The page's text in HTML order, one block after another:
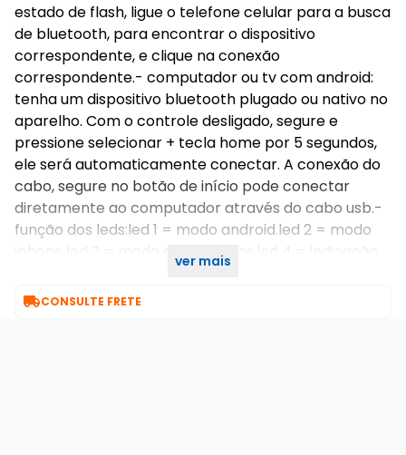
estado de flash, ligue o telefone celular para a busca
de bluetooth, para encontrar o dispositivo
correspondente, e clique na conexão
correspondente.- computador ou tv com android:
tenha um dispositivo bluetooth plugado ou nativo no
aparelho. Com o controle desligado, segure e
pressione selecionar + tecla home por 5 segundos,
ele será automaticamente conectar. A conexão do
cabo, segure no botão de início pode conectar
diretamente ao computador através do cabo usb.-
função dos leds:led 1 = modo android.led 2 = modo
iphone.led 3 = modo computador.led 4 = indicação
ver mais
CONSULTE FRETE